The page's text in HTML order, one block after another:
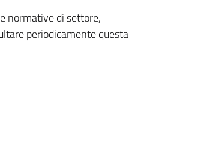
normative di settore,
periodicamente questa